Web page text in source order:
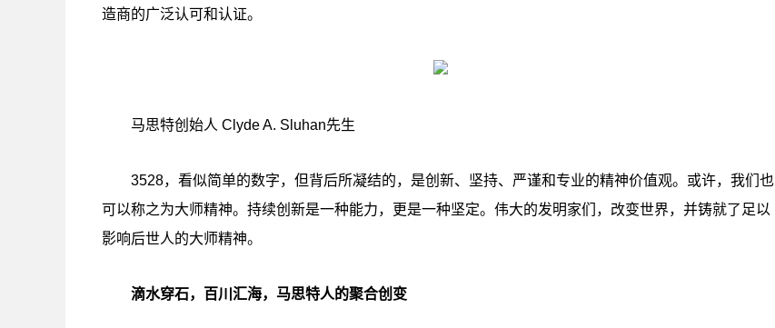
造商的广泛认可和认证。
马思特创始人 Clyde A. Sluhan先生
3528，看似简单的数字，但背后所凝结的，是创新、坚持、严谨和专业的精神价值观。或许，我们也
可以称之为大师精神。持续创新是一种能力，更是一种坚定。伟大的发明家们，改变世界，并铸就了足以
影响后世人的大师精神。
滴水穿石，百川汇海，马思特人的聚合创变